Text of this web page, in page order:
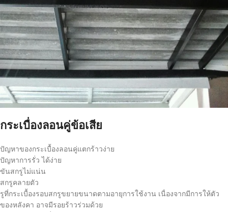
กระเบื่องลอนคู่ข้อเสีย
ปัญหาของกระเบื้องลอนคู่แตกร้าวง่าย
ปัญหาการรั่ว ได้ง่าย
ขันสกรูไม่แน่น
สกรูคลายตัว
รูที่กระเบื้องรอบสกรูขยายขนาดตามอายุการใช้งาน เนื่องจากมีการให้ตัว
ของหลังคา อาจมีรอยร้าวร่วมด้วย